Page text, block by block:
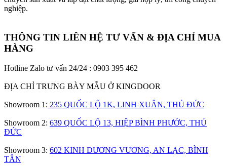
nghiệp.
THÔNG TIN LIÊN HỆ TƯ VẤN & ĐỊA CHỈ MUA
HÀNG​
Hotline Zalo tư vấn 24/24 : 0903 395 462
ĐỊA CHỈ TRƯNG BÀY MẪU Ở KINGDOOR
Showroom 1: 235 QUỐC LỘ 1K, LINH XUÂN, THỦ ĐỨC
Showroom 2: 639 QUỐC LỘ 13, HIỆP BÌNH PHƯỚC, THỦ
ĐỨC
Showroom 3: 602 KINH DƯƠNG VƯƠNG, AN LẠC, BÌNH
TÂN